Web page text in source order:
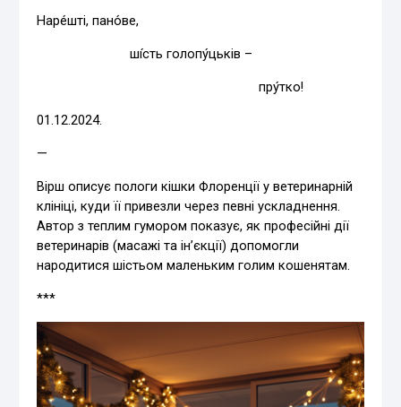
Наре́шті, пано́ве,
ші́сть голопу́цьків –
пру́тко!
01.12.2024.
—
Вірш описує пологи кішки Флоренції у ветеринарній
клініці, куди її привезли через певні ускладнення.
Автор з теплим гумором показує, як професійні дії
ветеринарів (масажі та ін’єкції) допомогли
народитися шістьом маленьким голим кошенятам.
***